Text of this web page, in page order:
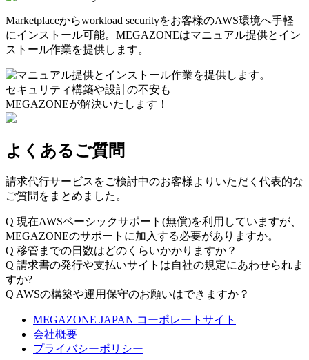
Marketplaceからworkload securityをお客様のAWS環境へ手軽
にインストール可能。MEGAZONEはマニュアル提供とイン
ストール作業を提供します。
セキュリティ構築や設計の不安も
MEGAZONEが解決いたします！
よくあるご質問
請求代行サービスをご検討中のお客様よりいただく代表的な
ご質問をまとめました。
Q 現在AWSベーシックサポート(無償)を利用していますが、
MEGAZONEのサポートに加入する必要がありますか。
Q 移管までの日数はどのくらいかかりますか？
Q 請求書の発行や支払いサイトは自社の規定にあわせられま
すか?
Q AWSの構築や運用保守のお願いはできますか？
MEGAZONE JAPAN コーポレートサイト
会社概要
プライバシーポリシー